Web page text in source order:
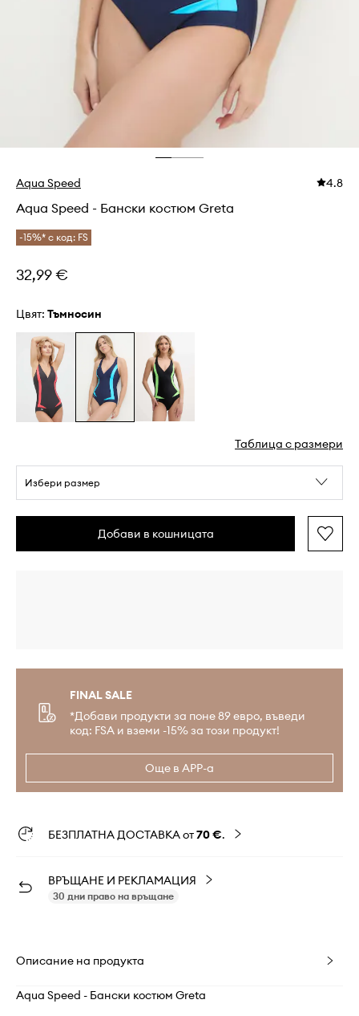
Aqua Speed 4.8
Aqua Speed - Бански костюм Greta
-15%* с код: FS
32,99 €
Цвят: тъмносин
Таблица с размери
Избери размер
Добави в кошницата
FINAL SALE
*Добави продукти за поне 89 евро, въведи
код: FSA и вземи -15% за този продукт!
Още в APP-а
БЕЗПЛАТНА ДОСТАВКА от70 €.
ВРЪЩАНЕ И РЕКЛАМАЦИЯ
30 дни право на връщане
Описание на продукта
Aqua Speed - Бански костюм Greta